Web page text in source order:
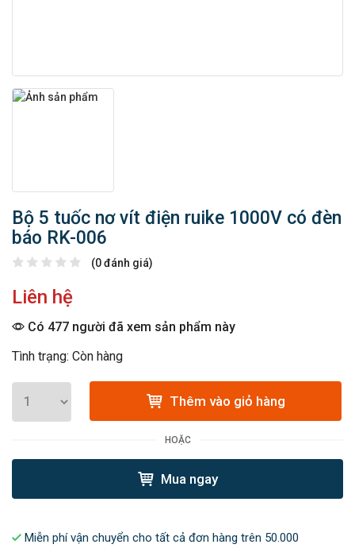
Bộ 5 tuốc nơ vít điện ruike 1000V có đèn
báo RK-006
(0 đánh giá)
Liên hệ
Có 477 người đã xem sản phẩm này
Tình trạng: Còn hàng
Thêm vào giỏ hàng
HOẶC
Mua ngay
Miễn phí vận chuyển cho tất cả đơn hàng trên 50.000